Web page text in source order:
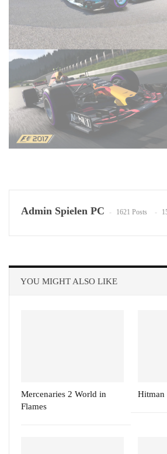
Admin Spielen PC 1621 Posts
YOU MIGHT ALSO LIKE
Mercenaries 2 World in
Flames
Hitman